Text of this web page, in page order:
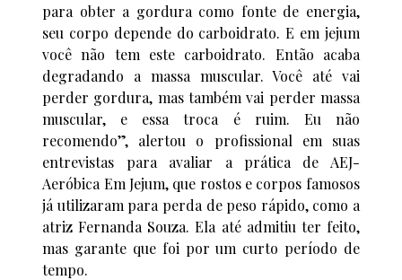
para obter a gordura como fonte de energia,
seu corpo depende do carboidrato. E em jejum
você não tem este carboidrato. Então acaba
degradando a massa muscular. Você até vai
perder gordura, mas também vai perder massa
muscular, e essa troca é ruim. Eu não
recomendo”, alertou o profissional em suas
entrevistas para avaliar a prática de AEJ-
Aeróbica Em Jejum, que rostos e corpos famosos
já utilizaram para perda de peso rápido, como a
atriz Fernanda Souza. Ela até admitiu ter feito,
mas garante que foi por um curto período de
tempo.